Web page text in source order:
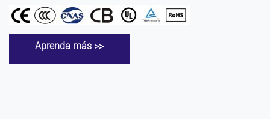
Aprenda más >>